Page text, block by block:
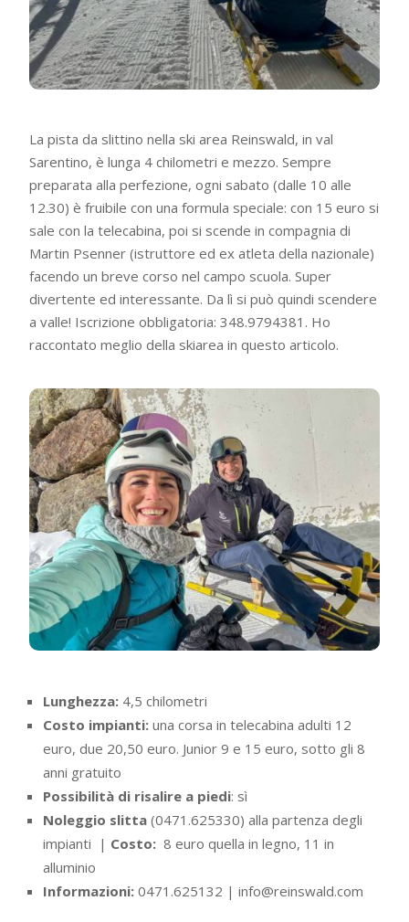
La pista da slittino nella ski area Reinswald, in val
Sarentino, è lunga 4 chilometri e mezzo. Sempre
preparata alla perfezione, ogni sabato (dalle 10 alle
12.30) è fruibile con una formula speciale: con 15 euro si
sale con la telecabina, poi si scende in compagnia di
Martin Psenner (istruttore ed ex atleta della nazionale)
facendo un breve corso nel campo scuola. Super
divertente ed interessante. Da lì si può quindi scendere
a valle! Iscrizione obbligatoria: 348.9794381. Ho
raccontato meglio della skiarea in questo articolo.
Lunghezza: 4,5 chilometri
Costo impianti:una corsa in telecabina adulti 12
euro, due 20,50 euro. Junior 9 e 15 euro, sotto gli 8
anni gratuito
Possibilità di risalire a piedi: sì
Noleggio slitta(0471.625330) alla partenza degli
impianti | Costo: 8 euro quella in legno, 11 in
alluminio
Informazioni: 0471.625132 | info@reinswald.com